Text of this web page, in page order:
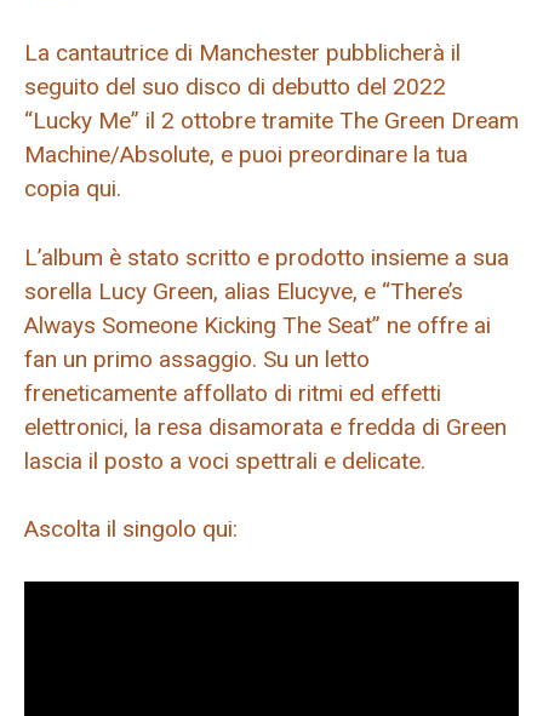
La cantautrice di Manchester pubblicherà il
seguito del suo disco di debutto del 2022
“Lucky Me” il 2 ottobre tramite The Green Dream
Machine/Absolute, e puoi preordinare la tua
copia qui.
L’album è stato scritto e prodotto insieme a sua
sorella Lucy Green, alias Elucyve, e “There’s
Always Someone Kicking The Seat” ne offre ai
fan un primo assaggio. Su un letto
freneticamente affollato di ritmi ed effetti
elettronici, la resa disamorata e fredda di Green
lascia il posto a voci spettrali e delicate.
Ascolta il singolo qui: